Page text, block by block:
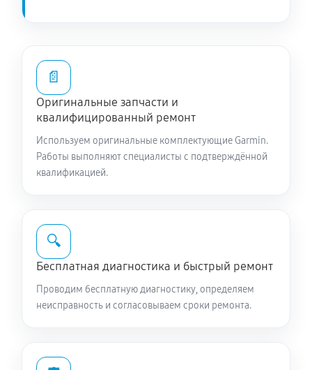
📄
Оригинальные запчасти и
квалифицированный ремонт
Используем оригинальные комплектующие Garmin.
Работы выполняют специалисты с подтверждённой
квалификацией.
🔍
Бесплатная диагностика и быстрый ремонт
Проводим бесплатную диагностику, определяем
неисправность и согласовываем сроки ремонта.